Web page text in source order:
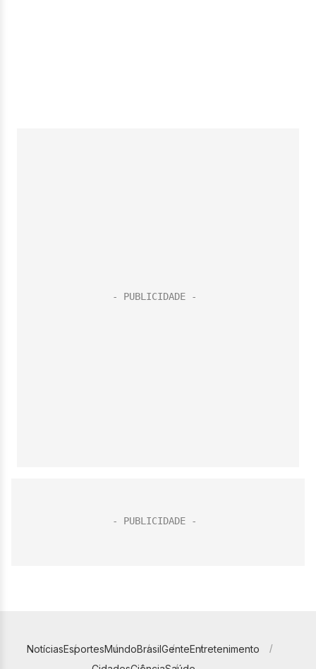
NotíciasEsportesMundoBrasilGenteEntretenimento